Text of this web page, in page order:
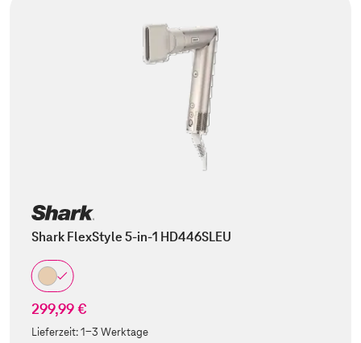
Shark FlexStyle 5-in-1 HD446SLEU
299,99 €
Lieferzeit:1-3 Werktage